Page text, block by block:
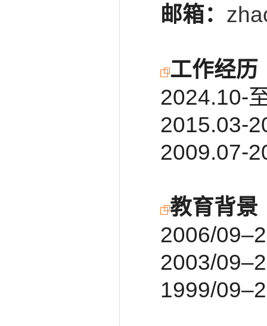
邮箱：
工作经历
2024.10-
2015.03-
2009.07-
教育背景
2006/
2003/
1999/